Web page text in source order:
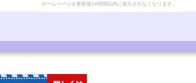
ホームページを更新後24時間以内に表示されなくなります。